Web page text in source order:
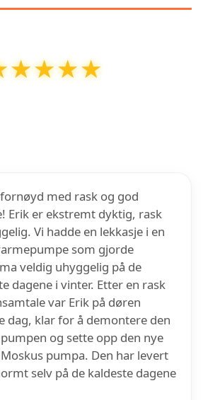
med rask og god
Erik er ekstremt dyktig, rask
Vi hadde en lekkasje i en
som gjorde
veldig uhyggelig på de
dagene i vinter. Etter en rask
var Erik på døren
dag, klar for å demontere den
og sette opp den nye
pumpa. Den har levert
selv på de kaldeste dagene